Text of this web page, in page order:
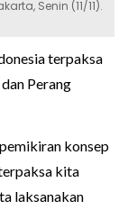
Senin (11/11).
terpaksa
Perang
konsep
kita
laksanakan